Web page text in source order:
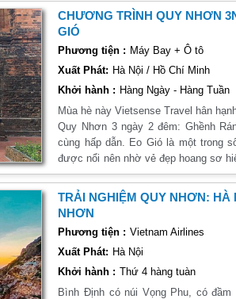
nghiệm trọn vẹn những gì·tinh túy và
đồng hành cùng chúng tôi trong hành
CHƯƠNG TRÌNH QUY NHƠN
GIÓ
Phương tiện : Máy Bay + Ô tô
Xuất Phát: Hà Nội / Hồ Chí Minh
Khởi hành : Hàng Ngày - Hàng Tuần
Mùa hè này Vietsense Travel hân
Quy Nhơn 3 ngày 2 đêm: Ghềnh
cùng hấp dẫn. Eo Gió là một trong
được nổi nên nhờ vẻ đẹp hoang sơ
núi vươn mình ra biển. Nơi đây phù
các gia đình nghỉ dưỡng. Ngoài ra
danh nổi tiếng và thưởng thức những
phương. Hãy để Vietsense Travel
chắn bạn sẽ có chuyến đi vui vẻ và
TRẢI NGHIỆM QUY NHƠN: HÀ
NHƠN
Phương tiện : Vietnam Airlines
Xuất Phát: Hà Nội
Khởi hành : Thứ 4 hàng tuàn
Bình Định có núi Vọng Phu, có